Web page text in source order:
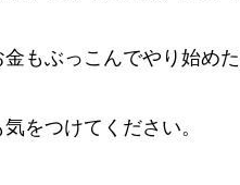
もぶっこんでやり始め
をつけてください。